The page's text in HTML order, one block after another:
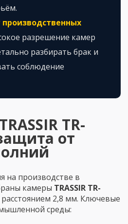
разрешение камер
разбирать брак и
соблюдение
TR-
от
на производстве в
камеры TRASSIR TR-
2,8 мм. Ключевые
среды: